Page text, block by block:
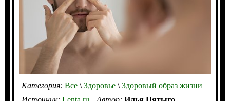
Категория: Все\Здоровье\Здоровый образ жизни